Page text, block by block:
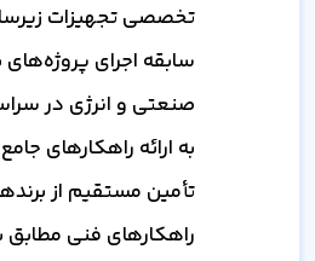
تخصصی تجهیزات
سابقه اجرای
صنعتی و انرژی در
به ارائه راهکارهای
تأمین مستقیم از
راهکارهای فنی مطابق